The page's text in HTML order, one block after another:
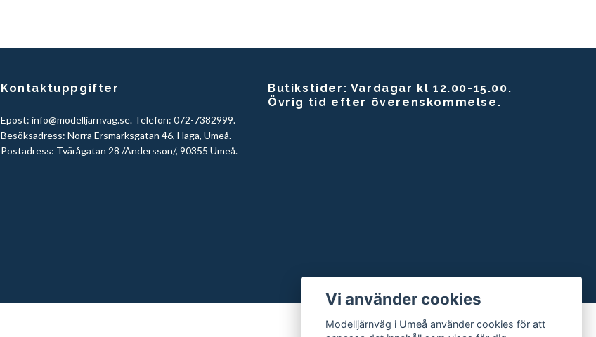
Kontaktuppgifter
Epost: info@modelljarnvag.se. Telefon: 072-7382999.
Besöksadress: Norra Ersmarksgatan 46, Haga, Umeå.
Postadress: Tvärågatan 28 /Andersson/, 90355 Umeå.
Butikstider: Vardagar kl 12.00-15.00.
Övrig tid efter överenskommelse.
Vi använder cookies
Modelljärnväg i Umeå använder cookies för att